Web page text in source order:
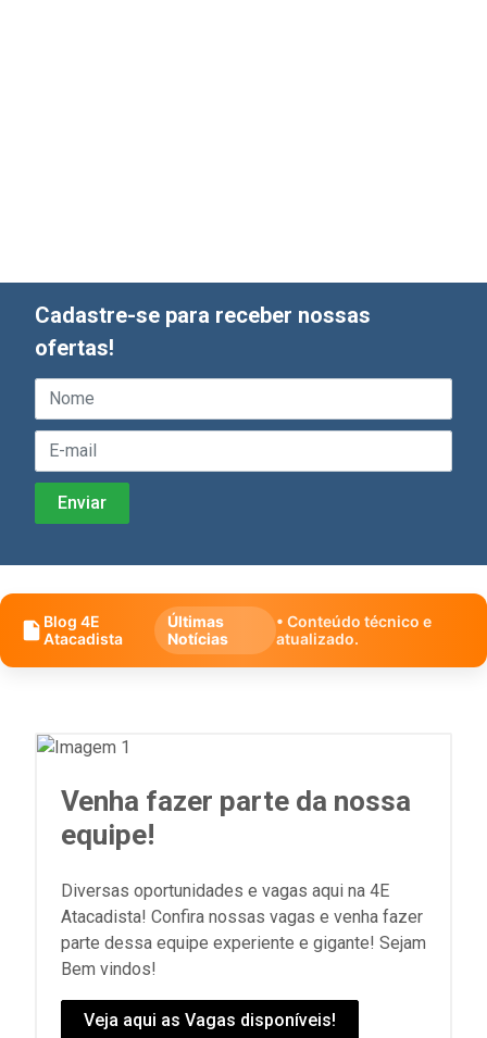
Cadastre-se para receber nossas
ofertas!
Blog 4E
Atacadista
Últimas
Notícias
• Conteúdo técnico e
atualizado.
Venha fazer parte da nossa
equipe!
Diversas oportunidades e vagas aqui na 4E
Atacadista! Confira nossas vagas e venha fazer
parte dessa equipe experiente e gigante! Sejam
Bem vindos!
Veja aqui as Vagas disponíveis!